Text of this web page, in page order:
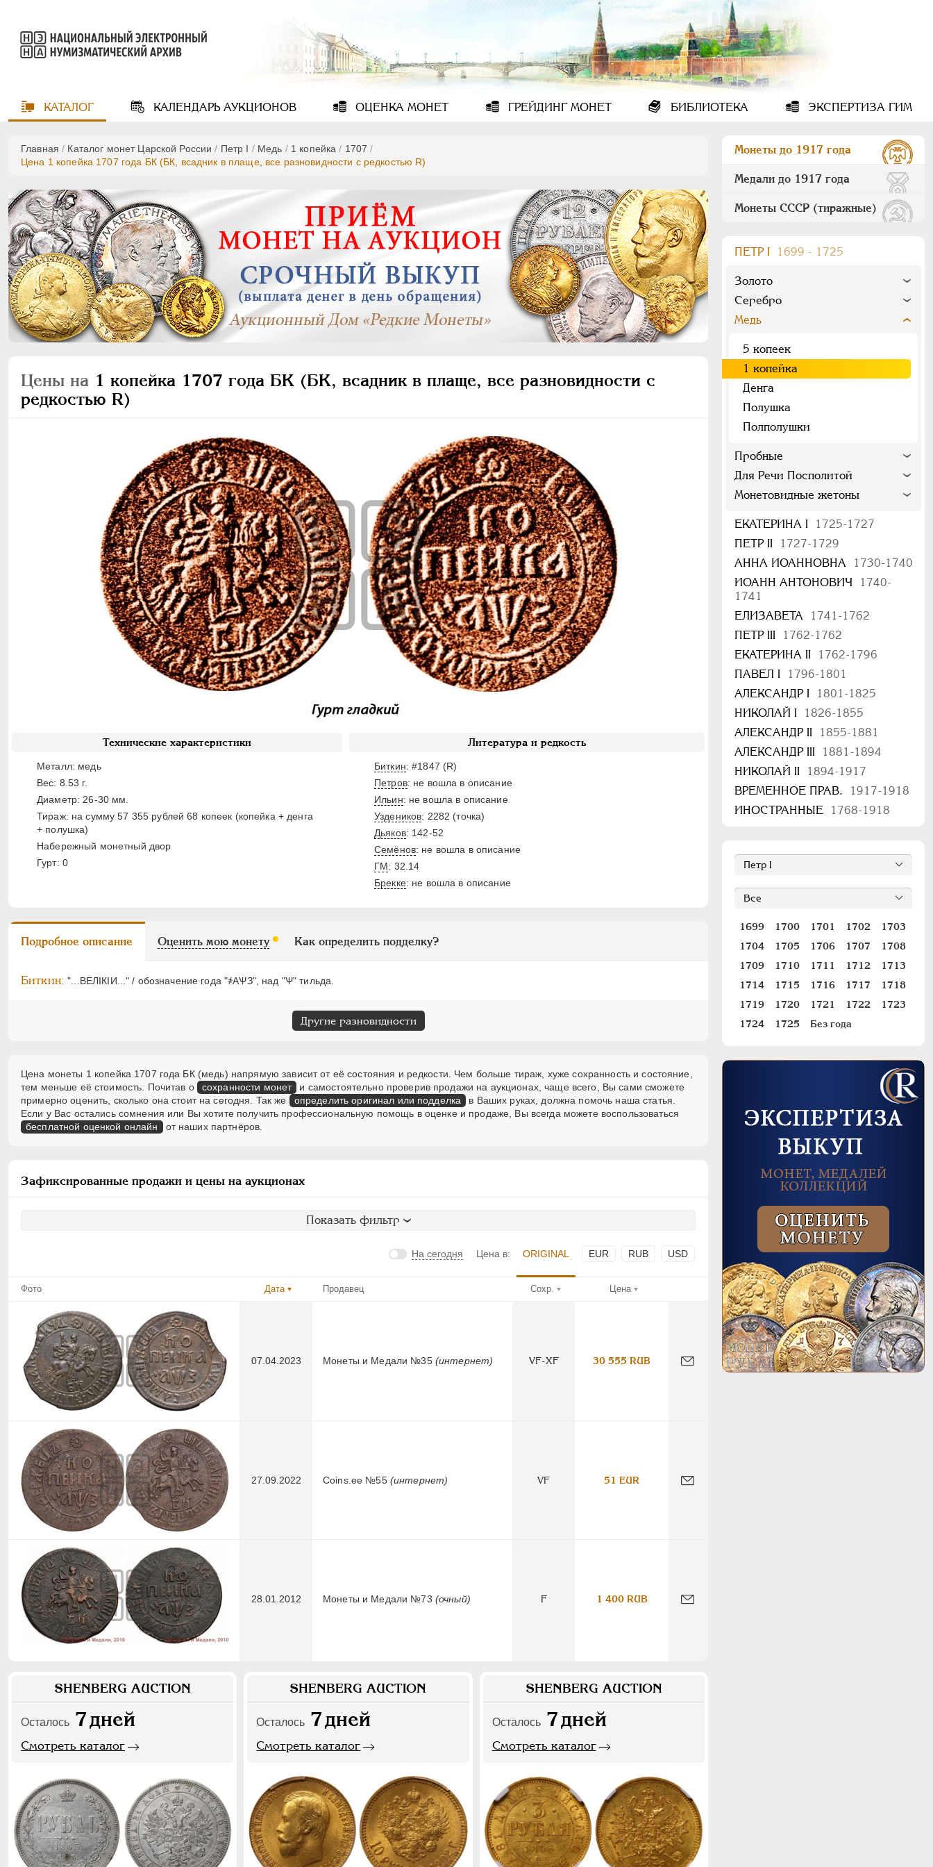
КАТАЛОГ КАЛЕНДАРЬАУКЦИОНОВ ОЦЕНКА МОНЕТ ГРЕЙДИНГМОНЕТ БИБЛИОТЕКА ЭКСПЕРТИЗА ГИМ
Главная / Каталог монет Царской России / Пeтр I / Медь / 1 копейка / 1707 /
Цена 1 копейка 1707 года БК (БК, всадник в плаще, все разновидности с редкостью R)
Цены на 1 копейка 1707 года БК (БК, всадник в плаще, все разновидности с
редкостью R)
Технические характеристики
Металл: медь
Вес: 8.53 г.
Диаметр: 26-30 мм.
Тираж: на сумму 57 355 рублей 68 копеек (копейка + денга
+ полушка)
Набережный монетный двор
Гурт: 0
Литература и редкость
Биткин: #1847 (R)
Петров: не вошла в описание
Ильин: не вошла в описание
Уздеников: 2282 (точка)
Дьяков: 142-52
Семёнов: не вошла в описание
ГМ: 32.14
Брекке: не вошла в описание
Подробное описание Оценить мою монету Как определить подделку?
Биткин: "...ВЕЛIКIИ..." / обозначение года "҂АѰЗ", над "Ѱ" тильда.
Другие разновидности
Цена монеты 1 копейка 1707 года БК (медь) напрямую зависит от её состояния и редкости. Чем больше тираж, хуже сохранность и состояние,
тем меньше её стоимость. Почитав о
сохранности монет
и самостоятельно проверив продажи на аукционах, чаще всего, Вы сами сможете
примерно оценить, сколько она стоит на сегодня. Так же
определить оригинал или подделка
в Ваших руках, должна помочь наша статья.
Если у Вас остались сомнения или Вы хотите получить профессиональную помощь в оценке и продаже, Вы всегда можете воспользоваться
бесплатной оценкой онлайн от наших партнёров.
Зафиксированные продажи и цены на аукционах
Показать фильтр
На сегодня Цена в: ORIGINAL EUR RUB USD
Фото Дата Продавец Сохр. Цена
07.04.2023 Монеты и Медали №35 (интернет) VF-XF 30 555 RUB
27.09.2022 Coins.ee №55 (интернет) VF 51 EUR
28.01.2012 Монеты и Медали №73 (очный) F 1 400 RUB
SHENBERG AUCTION
Осталось 7дней
Смотреть каталог
SHENBERG AUCTION
Осталось 7дней
Смотреть каталог
SHENBERG AUCTION
Осталось 7дней
Смотреть каталог
Монеты до 1917 года
Медали до 1917 года
Монеты СССР (тиражные)
ПEТР I 1699 - 1725
Золото
Серебро
Медь
5 копеек
1 копейка
Денга
Полушка
Полполушки
Пробные
Для Речи Посполитой
Монетовидные жетоны
ЕКАТЕРИНА I
1725-1727
ПЕТР II
1727-1729
АННА ИОАННОВНА
1730-1740
ИОАНН АНТОНОВИЧ
1740-
1741
ЕЛИЗАВЕТА
1741-1762
ПЕТР III
1762-1762
ЕКАТЕРИНА II
1762-1796
ПАВЕЛ I
1796-1801
АЛЕКСАНДР I
1801-1825
НИКОЛАЙ I
1826-1855
АЛЕКСАНДР II
1855-1881
АЛЕКСАНДР III
1881-1894
НИКОЛАЙ II
1894-1917
ВРЕМЕННОЕ ПРАВ.
1917-1918
ИНОСТРАННЫЕ
1768-1918
1699 1700 1701 1702
1703
1704
1705 1706 1707
1708
1709
1710 1711 1712
1713
1714
1715 1716 1717
1718
1719
1720 1721 1722
1723
1724
1725 Без года